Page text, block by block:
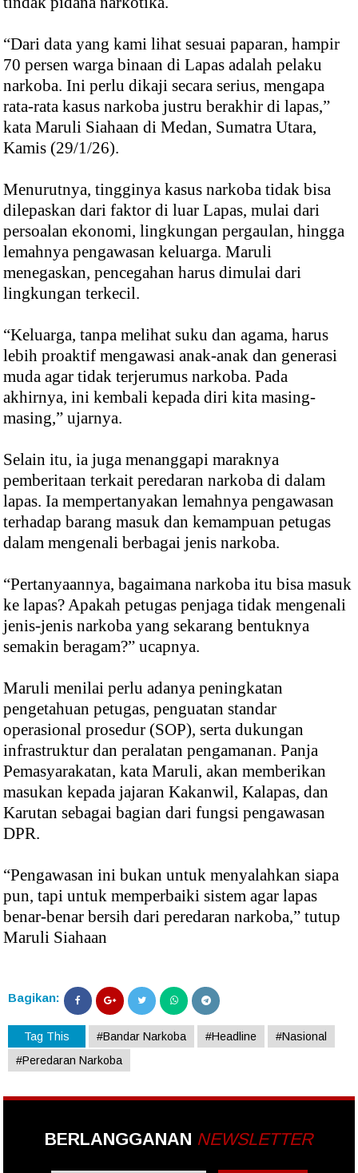
“Dari data yang kami lihat sesuai paparan, hampir
70 persen warga binaan di Lapas adalah pelaku
narkoba. Ini perlu dikaji secara serius, mengapa
rata-rata kasus narkoba justru berakhir di lapas,”
kata Maruli Siahaan di Medan, Sumatra Utara,
Kamis (29/1/26).
Menurutnya, tingginya kasus narkoba tidak bisa
dilepaskan dari faktor di luar Lapas, mulai dari
persoalan ekonomi, lingkungan pergaulan, hingga
lemahnya pengawasan keluarga. Maruli
menegaskan, pencegahan harus dimulai dari
lingkungan terkecil.
“Keluarga, tanpa melihat suku dan agama, harus
lebih proaktif mengawasi anak-anak dan generasi
muda agar tidak terjerumus narkoba. Pada
akhirnya, ini kembali kepada diri kita masing-
masing,” ujarnya.
Selain itu, ia juga menanggapi maraknya
pemberitaan terkait peredaran narkoba di dalam
lapas. Ia mempertanyakan lemahnya pengawasan
terhadap barang masuk dan kemampuan petugas
dalam mengenali berbagai jenis narkoba.
“Pertanyaannya, bagaimana narkoba itu bisa masuk
ke lapas? Apakah petugas penjaga tidak mengenali
jenis-jenis narkoba yang sekarang bentuknya
semakin beragam?” ucapnya.
Maruli menilai perlu adanya peningkatan
pengetahuan petugas, penguatan standar
operasional prosedur (SOP), serta dukungan
infrastruktur dan peralatan pengamanan. Panja
Pemasyarakatan, kata Maruli, akan memberikan
masukan kepada jajaran Kakanwil, Kalapas, dan
Karutan sebagai bagian dari fungsi pengawasan
DPR.
“Pengawasan ini bukan untuk menyalahkan siapa
pun, tapi untuk memperbaiki sistem agar lapas
benar-benar bersih dari peredaran narkoba,” tutup
Maruli Siahaan
Bagikan:
Tag This #Bandar Narkoba #Headline
#Nasional
#Peredaran Narkoba
BERLANGGANAN NEWSLETTER